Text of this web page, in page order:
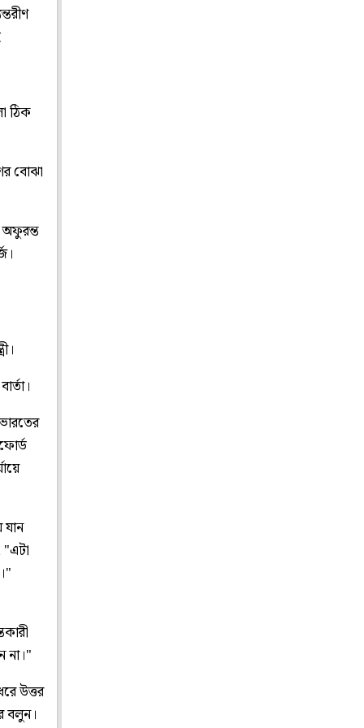
ঠিক
বোঝা
অফুরন্ত
যান
না।"
উত্তর
বলুন।